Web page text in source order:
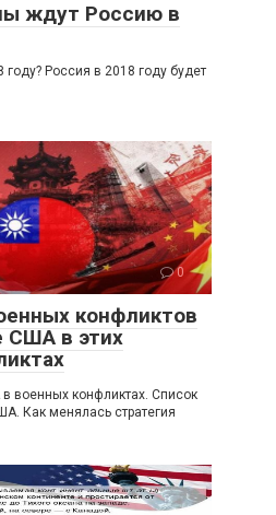
ждут Россию в
Россия в 2018 году будет
0
конфликтов
США в этих
военных конфликтах. Список
Как менялась стратегия